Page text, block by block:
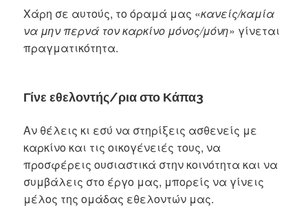
Χάρη σε αυτούς, το όραμά μας «κανείς/καμία
να μην περνά τον καρκίνο μόνος/μόνη» γίνεται
πραγματικότητα.
Γίνε εθελοντής/ρια στο Κάπα3
Αν θέλεις κι εσύ να στηρίξεις ασθενείς με
καρκίνο και τις οικογένειές τους, να
προσφέρεις ουσιαστικά στην κοινότητα και να
συμβάλεις στο έργο μας, μπορείς να γίνεις
μέλος της ομάδας εθελοντών μας.